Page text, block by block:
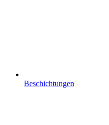
Beschichtungen